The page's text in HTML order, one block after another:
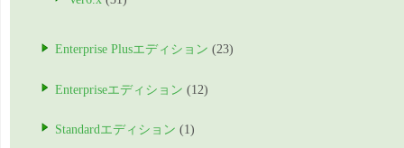
Enterprise Plusエディション (23)
Enterpriseエディション (12)
Standardエディション (1)